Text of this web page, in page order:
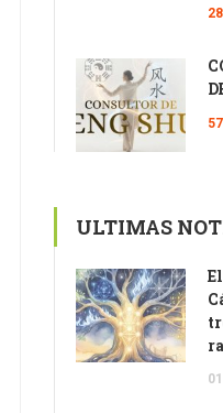
ULTIMAS
01